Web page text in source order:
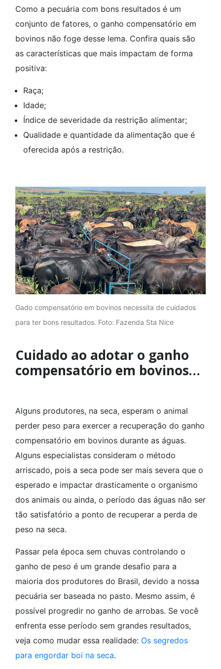
Como a pecuária com bons resultados é um
conjunto de fatores, o ganho compensatório em
bovinos não foge desse lema. Confira quais são
as características que mais impactam de forma
positiva:
Raça;
Idade;
Índice de severidade da restrição alimentar;
Qualidade e quantidade da alimentação que é
oferecida após a restrição.
Gado compensatório em bovinos necessita de cuidados
para ter bons resultados. Foto: Fazenda Sta Nice
Cuidado ao adotar o ganho
compensatório em bovinos…
Alguns produtores, na seca, esperam o animal
perder peso para exercer a recuperação do ganho
compensatório em bovinos durante as águas.
Alguns especialistas consideram o método
arriscado, pois a seca pode ser mais severa que o
esperado e impactar drasticamente o organismo
dos animais ou ainda, o período das águas não ser
tão satisfatório a ponto de recuperar a perda de
peso na seca.
Passar pela época sem chuvas controlando o
ganho de peso é um grande desafio para a
maioria dos produtores do Brasil, devido a nossa
pecuária ser baseada no pasto. Mesmo assim, é
possível progredir no ganho de arrobas. Se você
enfrenta esse período sem grandes resultados,
veja como mudar essa realidade: Os segredos
para engordar boi na seca.